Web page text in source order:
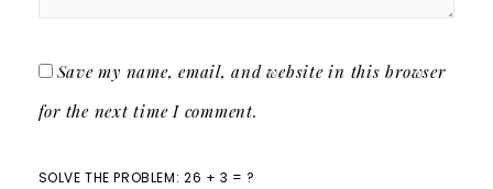
Save my name, email, and website in this browser
for the next time I comment.
SOLVE THE PROBLEM: 26 + 3 = ?